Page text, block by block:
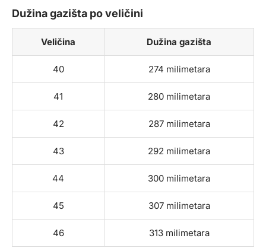
Dužina gazišta po veličini
Veličina Dužina gazišta
40 274 milimetara
41 280 milimetara
42 287 milimetara
43 292 milimetara
44 300 milimetara
45 307 milimetara
46 313 milimetara